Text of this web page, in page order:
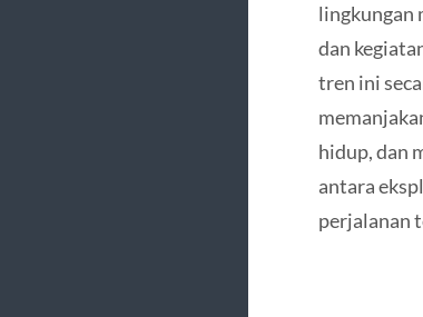
lingkungan
dan
tren ini
hidup, dan
antara
perjalanan